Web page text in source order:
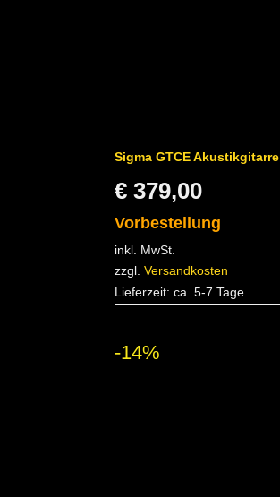
Sigma GTCE Akustikgitarre
€ 379,00
Vorbestellung
inkl. MwSt.
zzgl.Versandkosten
Lieferzeit:ca. 5-7 Tage
-14%